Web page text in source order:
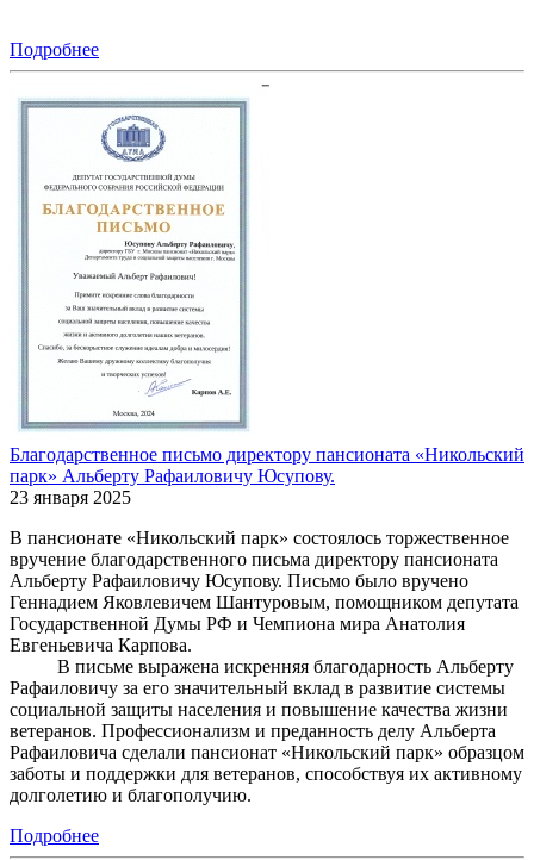
Подробнее
Благодарственное письмо директору пансионата «Никольский
парк» Альберту Рафаиловичу Юсупову.
23 января 2025
В пансионате «Никольский парк» состоялось торжественное
вручение благодарственного письма директору пансионата
Альберту Рафаиловичу Юсупову. Письмо было вручено
Геннадием Яковлевичем Шантуровым, помощником депутата
Государственной Думы РФ и Чемпиона мира Анатолия
Евгеньевича Карпова.
В письме выражена искренняя благодарность Альберту
Рафаиловичу за его значительный вклад в развитие системы
социальной защиты населения и повышение качества жизни
ветеранов. Профессионализм и преданность делу Альберта
Рафаиловича сделали пансионат «Никольский парк» образцом
заботы и поддержки для ветеранов, способствуя их активному
долголетию и благополучию.
Подробнее